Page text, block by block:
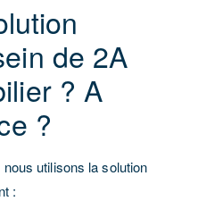
de 2A
? A
?
utilisons la solution
: